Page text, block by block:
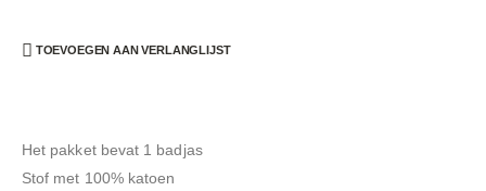
TOEVOEGEN AAN VERLANGLIJST
Het pakket bevat 1 badjas
Stof met 100% katoen